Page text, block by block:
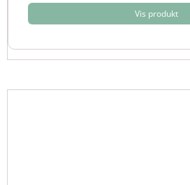
Vis produkt